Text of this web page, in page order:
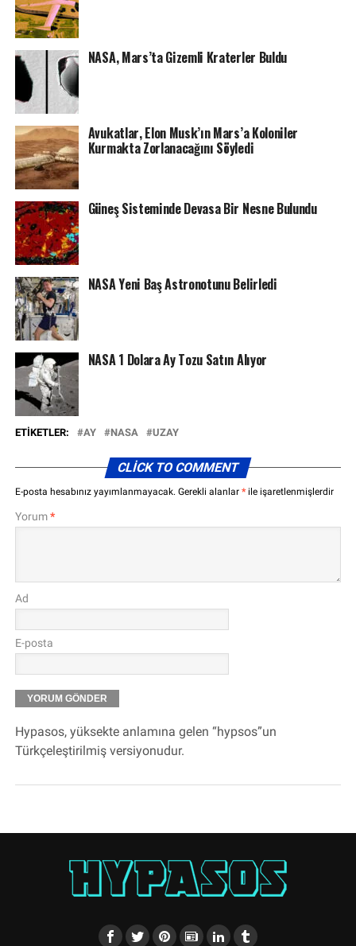
NASA, Mars’ta Gizemli Kraterler Buldu
Avukatlar, Elon Musk’ın Mars’a Koloniler
Kurmakta Zorlanacağını Söyledi
Güneş Sisteminde Devasa Bir Nesne Bulundu
NASA Yeni Baş Astronotunu Belirledi
NASA 1 Dolara Ay Tozu Satın Alıyor
ETIKETLER: AY NASA UZAY
CLICK TO COMMENT
E-posta hesabınız yayımlanmayacak. Gerekli alanlar *ile işaretlenmişlerdir
Yorum*
Ad
E-posta
Hypasos, yüksekte anlamına gelen “hypsos”un
Türkçeleştirilmiş versiyonudur.